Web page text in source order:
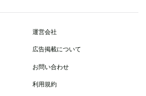
運営会社
広告掲載について
お問い合わせ
利用規約